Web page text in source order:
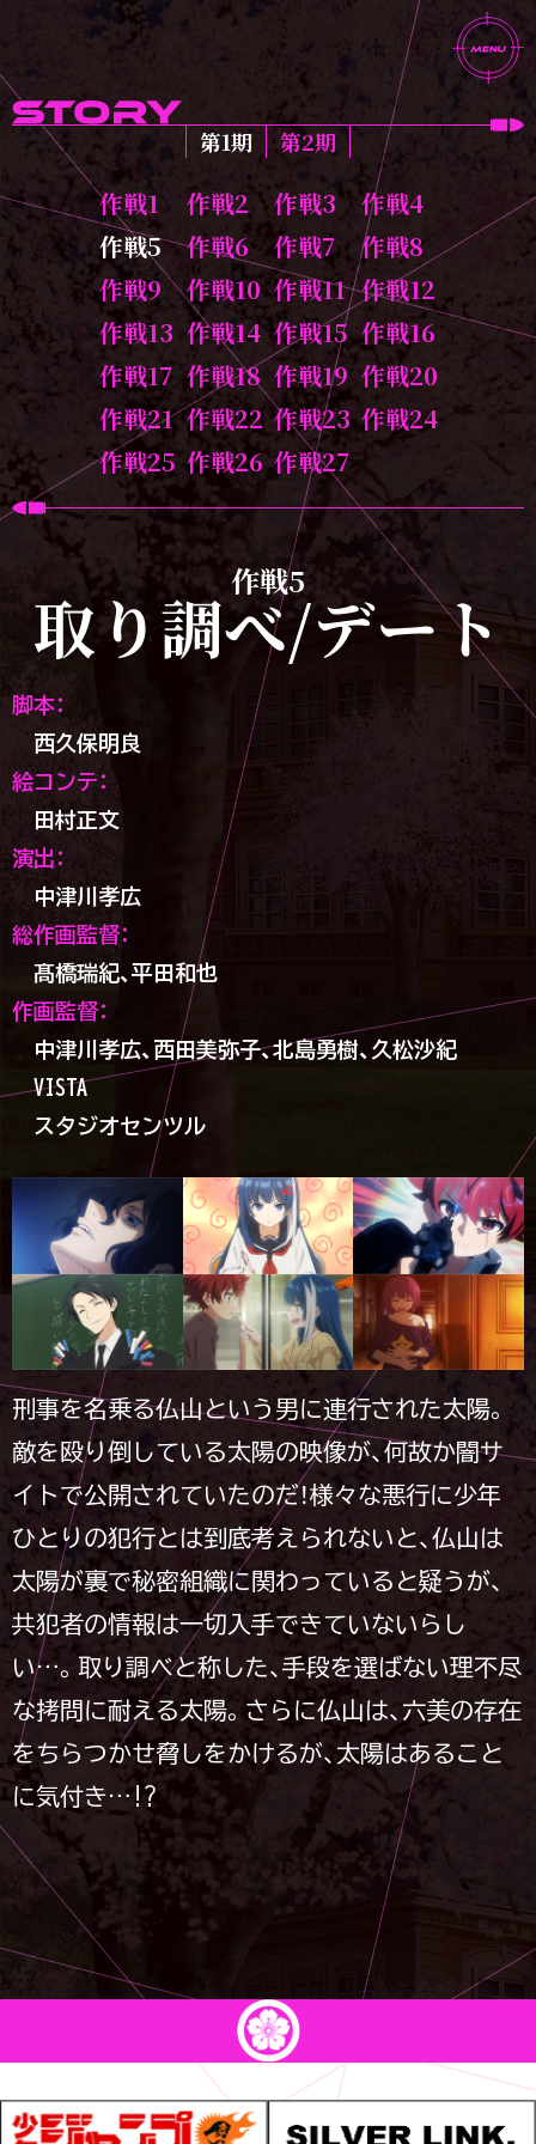
第1期 第2期
作戦1 作戦2 作戦3
作戦4
作戦5
作戦6 作戦7
作戦8
作戦9
作戦10 作戦11 作戦12
作戦13 作戦14 作戦15 作戦16
作戦17 作戦18 作戦19 作戦20
作戦21 作戦22 作戦23 作戦24
作戦25 作戦26 作戦27
作戦5
取り調べ/デート
脚本：
西久保明良
絵コンテ：
田村正文
演出：
中津川孝広
総作画監督：
髙橋瑞紀、 平田和也
作画監督：
中津川孝広、西田美弥子、北島勇樹、久松沙紀
VISTA
スタジオセンツル
刑事を名乗る仏山という男に連行された太陽。
敵を殴り倒している太陽の映像が、何故か闇サ
イトで公開されていたのだ！様々な悪行に少年
ひとりの犯行とは到底考えられないと、仏山は
太陽が裏で秘密組織に関わっていると疑うが、
共犯者の情報は一切入手できていないらし
い…。取り調べと称した、手段を選ばない理不尽
な拷問に耐える太陽。さらに仏山は、六美の存在
をちらつかせ脅しをかけるが、太陽はあること
に気付き…!?